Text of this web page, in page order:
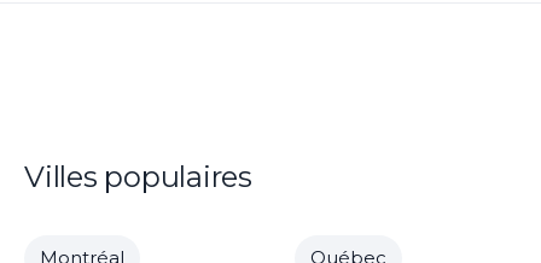
Villes populaires
Montréal Québec